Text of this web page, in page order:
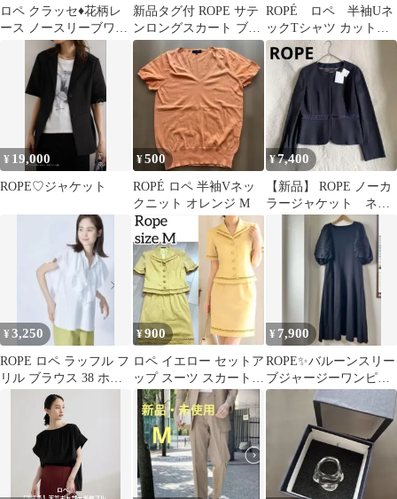
ロペ クラッセ♦︎花柄レ
ース ノースリーブワン
ピース【S】Aライン エ
レガント
新品タグ付 ROPE サテ
ンロングスカート ブラ
ック
ROPÉ ロペ 半袖Uネ
ックTシャツ カットソ
ー 半袖インナーTシ
ャツ M 白
¥ 19,000
ROPE♡ジャケット
¥500
ROPÉ ロペ 半袖Vネッ
クニット オレンジ M
¥7,400
【新品】 ROPE ノーカ
ラージャケット ネイ
ビー ストレッチ 40
¥3,250
ROPE ロペ ラッフル フ
リル ブラウス 38 ホワ
イト 白 ビッグカラー
¥900
ロペ イエロー セットア
ップ スーツ スカート
半袖ジャケット M 黄色
式典
¥ 7,900
ROPE✨バルーンスリー
ブジャージーワンピー
ス